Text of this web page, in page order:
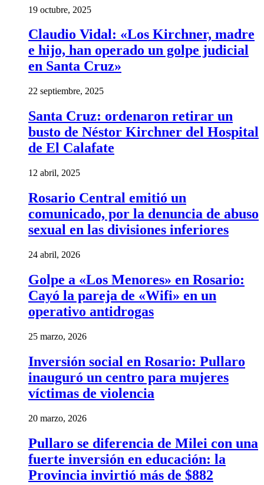
19 octubre, 2025
Claudio Vidal: «Los Kirchner, madre
e hijo, han operado un golpe judicial
en Santa Cruz»
22 septiembre, 2025
Santa Cruz: ordenaron retirar un
busto de Néstor Kirchner del Hospital
de El Calafate
12 abril, 2025
Rosario Central emitió un
comunicado, por la denuncia de abuso
sexual en las divisiones inferiores
24 abril, 2026
Golpe a «Los Menores» en Rosario:
Cayó la pareja de «Wifi» en un
operativo antidrogas
25 marzo, 2026
Inversión social en Rosario: Pullaro
inauguró un centro para mujeres
víctimas de violencia
20 marzo, 2026
Pullaro se diferencia de Milei con una
fuerte inversión en educación: la
Provincia invirtió más de $882